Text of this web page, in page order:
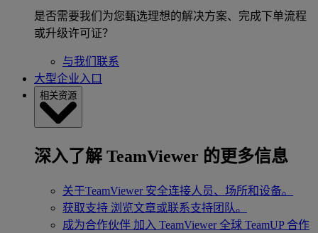
是否需要我们为您甄选理想的解决方案、完成下单流程
或升级许可证？
与我们联系
大型企业入口
相关资源
深入了解 TeamViewer 的更多信息
关于TeamViewer 安全连接人员、场所和设备。
获取支持 浏览文章或联系支持团队。
成为合作伙伴 加入 TeamViewer 全球 TeamUP 合作